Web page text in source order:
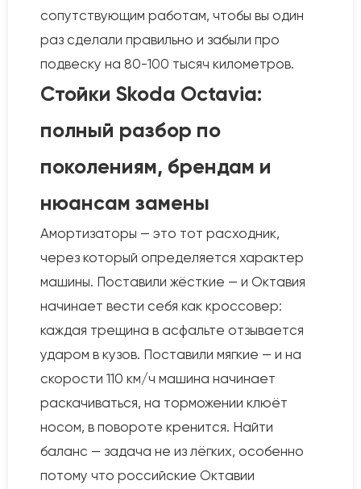
сопутствующим работам, чтобы вы один
раз сделали правильно и забыли про
подвеску на 80-100 тысяч километров.
Стойки Skoda Octavia:
полный разбор по
поколениям, брендам и
нюансам замены
Амортизаторы — это тот расходник,
через который определяется характер
машины. Поставили жёсткие — и Октавия
начинает вести себя как кроссовер:
каждая трещина в асфальте отзывается
ударом в кузов. Поставили мягкие — и на
скорости 110 км/ч машина начинает
раскачиваться, на торможении клюёт
носом, в повороте кренится. Найти
баланс — задача не из лёгких, особенно
потому что российские Октавии